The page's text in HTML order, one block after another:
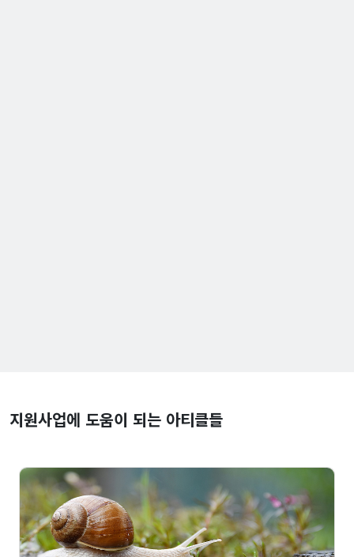
지원사업에 도움이 되는 아티클들